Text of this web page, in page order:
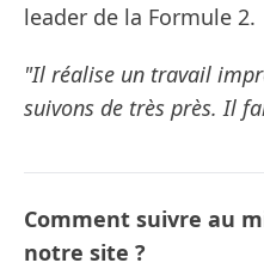
leader de la Formule 2.
"Il réalise un travail
suivons de très près. Il
Comment suivre au
notre site ?